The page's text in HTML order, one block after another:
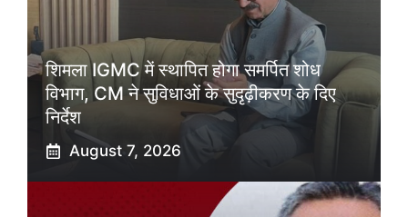
शिमला IGMC में स्थापित होगा समर्पित शोध
विभाग, CM ने सुविधाओं के सुदृढ़ीकरण के दिए
निर्देश
August 7, 2026